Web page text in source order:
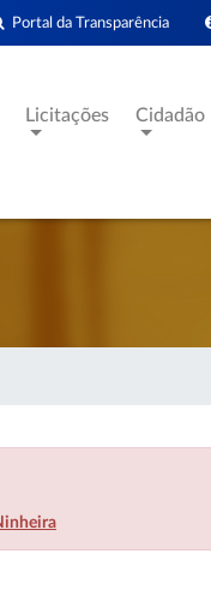
Portal da Transparência
Licitações Cidadão